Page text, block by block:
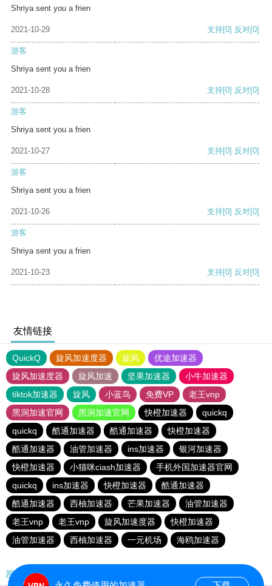
Shriya sent you a frien
2021-10-29 支持[0] 反对[0]
游客
Shriya sent you a frien
2021-10-28 支持[0] 反对[0]
游客
Shriya sent you a frien
2021-10-27 支持[0] 反对[0]
游客
Shriya sent you a frien
2021-10-26 支持[0] 反对[0]
游客
Shriya sent you a frien
2021-10-23 支持[0] 反对[0]
友情链接
QuickQ 旋风加速度器 旋风
优途加速器
旋风加速度器
旋风加速 坚果加速器
小牛加速器
tiktok加速器
旋风 小蓝鸟 免费VP
老王vnp
黑洞加速官网
黑洞加速官网 快橙加速器
quickq
quickq
酷通加速器 酷通加速器
快橙加速器
酷通加速器
油管加速器 ins加速器
银河加速器
快橙加速器
小猫咪ciash加速器
手机外国加速器官网
quickq
ins加速器 快橙加速器
酷通加速器
酷通加速器
西柚加速器 芒果加速器
油管加速器
老王vnp
老王vnp 旋风加速度器
快橙加速器
油管加速器
西柚加速器 一元机场 海鸥加速器
网站地图